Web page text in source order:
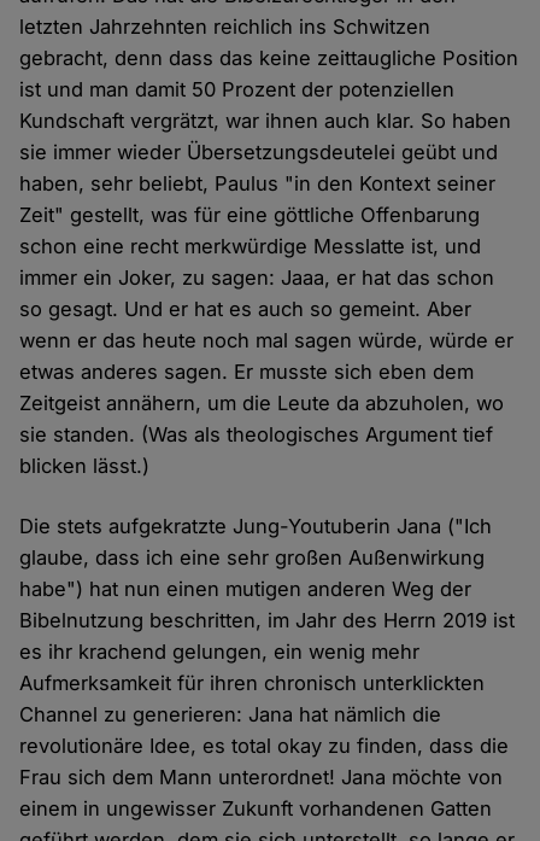
letzten Jahrzehnten reichlich ins Schwitzen
gebracht, denn dass das keine zeittaugliche Position
ist und man damit 50 Prozent der potenziellen
Kundschaft vergrätzt, war ihnen auch klar. So haben
sie immer wieder Übersetzungsdeutelei geübt und
haben, sehr beliebt, Paulus "in den Kontext seiner
Zeit" gestellt, was für eine göttliche Offenbarung
schon eine recht merkwürdige Messlatte ist, und
immer ein Joker, zu sagen: Jaaa, er hat das schon
so gesagt. Und er hat es auch so gemeint. Aber
wenn er das heute noch mal sagen würde, würde er
etwas anderes sagen. Er musste sich eben dem
Zeitgeist annähern, um die Leute da abzuholen, wo
sie standen. (Was als theologisches Argument tief
blicken lässt.)
Die stets aufgekratzte Jung-Youtuberin Jana ("Ich
glaube, dass ich eine sehr großen Außenwirkung
habe") hat nun einen mutigen anderen Weg der
Bibelnutzung beschritten, im Jahr des Herrn 2019 ist
es ihr krachend gelungen, ein wenig mehr
Aufmerksamkeit für ihren chronisch unterklickten
Channel zu generieren: Jana hat nämlich die
revolutionäre Idee, es total okay zu finden, dass die
Frau sich dem Mann unterordnet! Jana möchte von
einem in ungewisser Zukunft vorhandenen Gatten